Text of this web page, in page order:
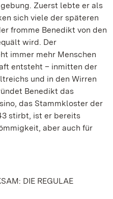
Zuerst lebte er als
sich viele der späteren
fromme Benedikt von den
wird. Der
immer mehr Menschen
entsteht – inmitten der
und in den Wirren
Benedikt das
das Stammkloster der
stirbt, ist er bereits
aber auch für
DIE REGULAE